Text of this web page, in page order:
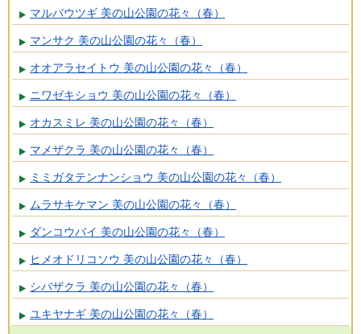
マルバウツギ 美の山公園の花々（春）
マンサク 美の山公園の花々（春）
オオアラセイトウ 美の山公園の花々（春）
ニワゼキショウ 美の山公園の花々（春）
オカスミレ 美の山公園の花々（春）
マメザクラ 美の山公園の花々（春）
ミミガタテンナンショウ 美の山公園の花々（春）
ムラサキケマン 美の山公園の花々（春）
ダンコウバイ 美の山公園の花々（春）
ヒメオドリコソウ 美の山公園の花々（春）
シバザクラ 美の山公園の花々（春）
ユキヤナギ 美の山公園の花々（春）